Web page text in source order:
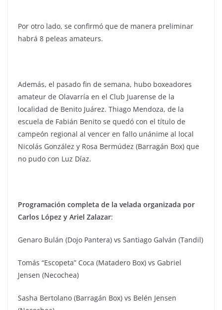
Por otro lado, se confirmó que de manera preliminar
habrá 8 peleas amateurs.
Además, el pasado fin de semana, hubo boxeadores
amateur de Olavarría en el Club Juarense de la
localidad de Benito Juárez. Thiago Mendoza, de la
escuela de Fabián Benito se quedó con el título de
campeón regional al vencer en fallo unánime al local
Nicolás González y Rosa Bermúdez (Barragán Box) que
no pudo con Luz Díaz.
Programación completa de la velada organizada por
Carlos López y Ariel Zalazar:
Genaro Bulán (Dojo Pantera) vs Santiago Galván (Tandil)
Tomás “Escopeta” Coca (Matadero Box) vs Gabriel
Jensen (Necochea)
Sasha Bertolano (Barragán Box) vs Belén Jensen